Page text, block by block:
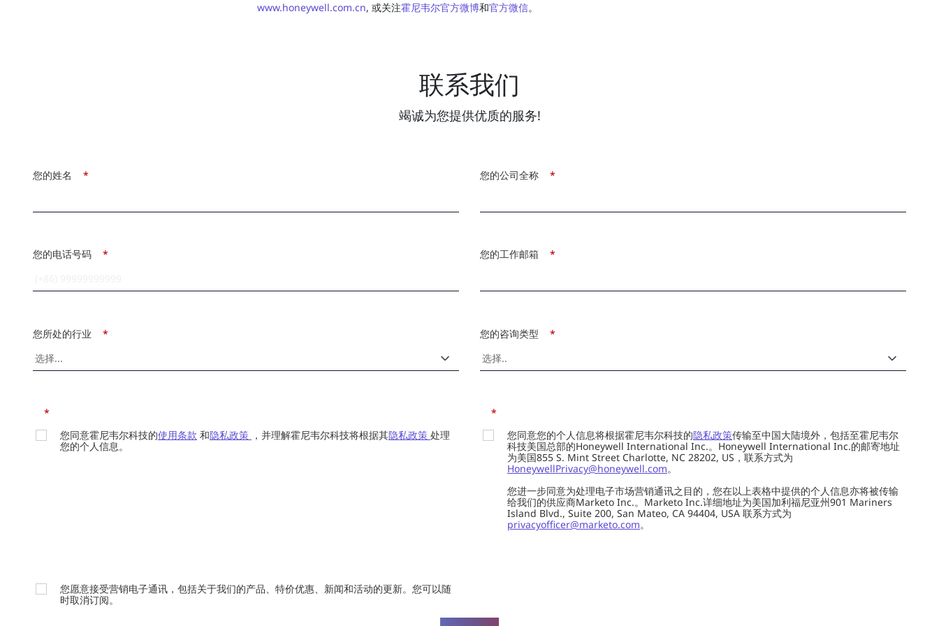
www.honeywell.com.cn, 或关注霍尼韦尔官方微博和官方微信。
联系我们
竭诚为您提供优质的服务!
*
您的姓名 *
您的公司全称
*
您的电话号码 *
您的工作邮箱
*
您所处的行业 *
您的咨询类型
*
您同意霍尼韦尔科技的使用条款 和隐私政策 ，并理解霍尼韦尔科技将根据其隐私政策 处理
您的个人信息。
*
您同意您的个人信息将根据霍尼韦尔科技的隐私政策传输至中国大陆境外，包括至霍尼韦尔
科技美国总部的Honeywell International Inc.。Honeywell International Inc.的邮寄地址
为美国855 S. Mint Street Charlotte, NC 28202, US，联系方式为
HoneywellPrivacy@honeywell.com。
您进一步同意为处理电子市场营销通讯之目的，您在以上表格中提供的个人信息亦将被传输
给我们的供应商Marketo Inc.。Marketo Inc.详细地址为美国加利福尼亚州901 Mariners
Island Blvd., Suite 200, San Mateo, CA 94404, USA 联系方式为
privacyofficer@marketo.com。
您愿意接受营销电子通讯，包括关于我们的产品、特价优惠、新闻和活动的更新。您可以随
时取消订阅。